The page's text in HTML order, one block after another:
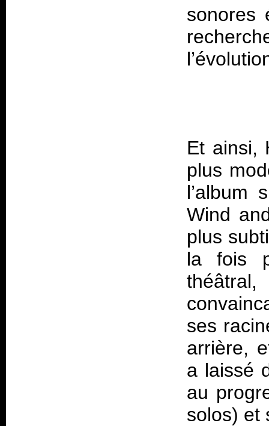
sonores
Et ainsi,
plus
l’album
Wind
plus
la fois
ses
arrière,
a laissé
au
solos) et